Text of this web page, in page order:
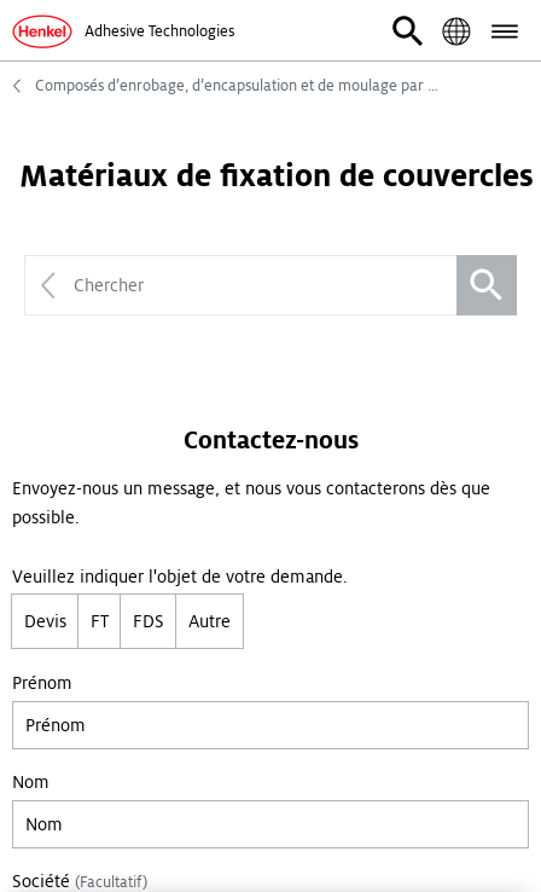
Adhesive Technologies
Composés d’enrobage, d’encapsulation et de moulage par injection
Matériaux de fixation de couvercles
Contactez-nous
Envoyez-nous un message, et nous vous contacterons dès que
possible.
Veuillez indiquer l'objet de votre demande.
Devis FT FDS Autre
Prénom
Nom
Société (Facultatif)